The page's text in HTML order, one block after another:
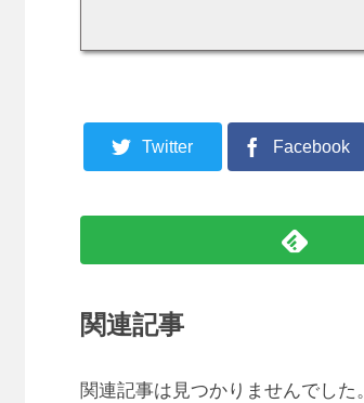
Twitter Facebook
関連記事
関連記事は見つかりませんでした。